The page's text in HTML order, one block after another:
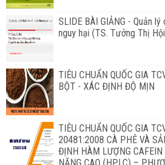
SLIDE BÀI GIẢNG - Quản
nguy hại (TS. Tưởng Thị
TIÊU CHUẨN QUỐC GIA
BỘT - XÁC ĐỊNH ĐỘ MỊN
TIÊU CHUẨN QUỐC GIA
20481:2008 CÀ PHÊ VÀ
ĐỊNH HÀM LƯỢNG